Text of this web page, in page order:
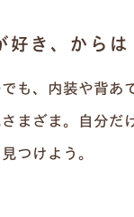
好き、からは
も、内装や背あ
まざま。自分だ
つけよう。